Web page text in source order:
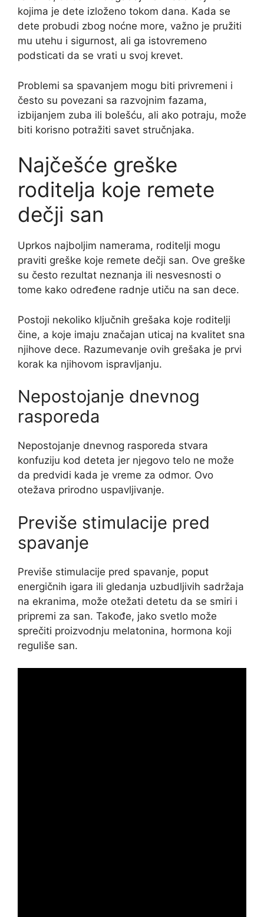
kojima je dete izloženo tokom dana. Kada se
dete probudi zbog noćne more, važno je pružiti
mu utehu i sigurnost, ali ga istovremeno
podsticati da se vrati u svoj krevet.
Problemi sa spavanjem mogu biti privremeni i
često su povezani sa razvojnim fazama,
izbijanjem zuba ili bolešću, ali ako potraju, može
biti korisno potražiti savet stručnjaka.
Najčešće greške
roditelja koje remete
dečji san
Uprkos najboljim namerama, roditelji mogu
praviti greške koje remete dečji san. Ove greške
su često rezultat neznanja ili nesvesnosti o
tome kako određene radnje utiču na san dece.
Postoji nekoliko ključnih grešaka koje roditelji
čine, a koje imaju značajan uticaj na kvalitet sna
njihove dece. Razumevanje ovih grešaka je prvi
korak ka njihovom ispravljanju.
Nepostojanje dnevnog
rasporeda
Nepostojanje dnevnog rasporeda stvara
konfuziju kod deteta jer njegovo telo ne može
da predvidi kada je vreme za odmor. Ovo
otežava prirodno uspavljivanje.
Previše stimulacije pred
spavanje
Previše stimulacije pred spavanje, poput
energičnih igara ili gledanja uzbudljivih sadržaja
na ekranima, može otežati detetu da se smiri i
pripremi za san. Takođe, jako svetlo može
sprečiti proizvodnju melatonina, hormona koji
reguliše san.